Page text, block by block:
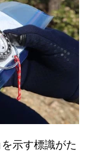
示す標識がた